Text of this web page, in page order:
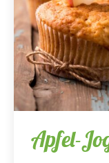
Apfel-